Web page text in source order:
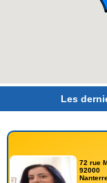
Les
72 rue
92000